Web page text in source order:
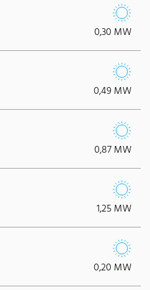
0,30 MW
0,49 MW
0,87 MW
1,25 MW
0,20 MW